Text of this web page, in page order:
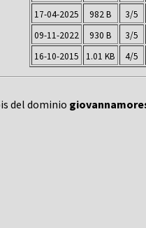
17-04-2025
982 B
3/5
09-11-2022
930 B
3/5
16-10-2015
1.01 KB 4/5
del dominio